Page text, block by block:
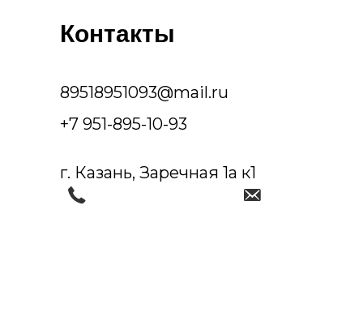
Контакты
+7 951-895-10-93
89518951093@mail.ru
г. Казань, Заречная 1а к1